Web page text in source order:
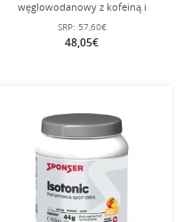
węglowodanowy z kofeiną i
tauryną) Cola/Cytryna 18x70g Box
SRP: 57,60€
48,05€